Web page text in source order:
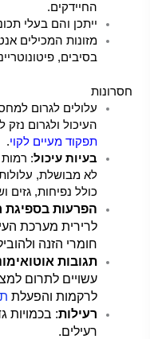
החיידקים.
ייתכן והם בעלי
מזונות המכילים
בסיבים,
חסרונות
עלולים לגרום
העיכול ולגרום
תפקוד מעיים לקוי.
בעיות עיכול:
לא מבושלת,
כולל נפיחות, גזים
הפרעות בספיגת
לרירית מערכת
חומרי הזנה
תגובות
עשויים לתרום
לרקמות והפעלת
רעילות: בכמויות
רעילים.